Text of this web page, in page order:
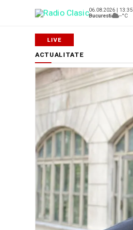
06.08.2026 | 13:35
Bucuresti
--°C
ACTUALITATE